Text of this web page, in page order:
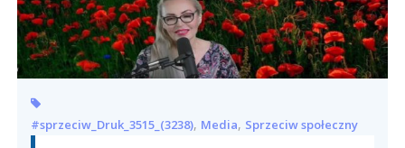
#sprzeciw_Druk_3515_(3238), Media, Sprzeciw społeczny